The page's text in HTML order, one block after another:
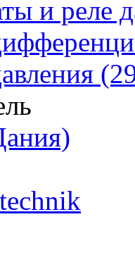
и реле